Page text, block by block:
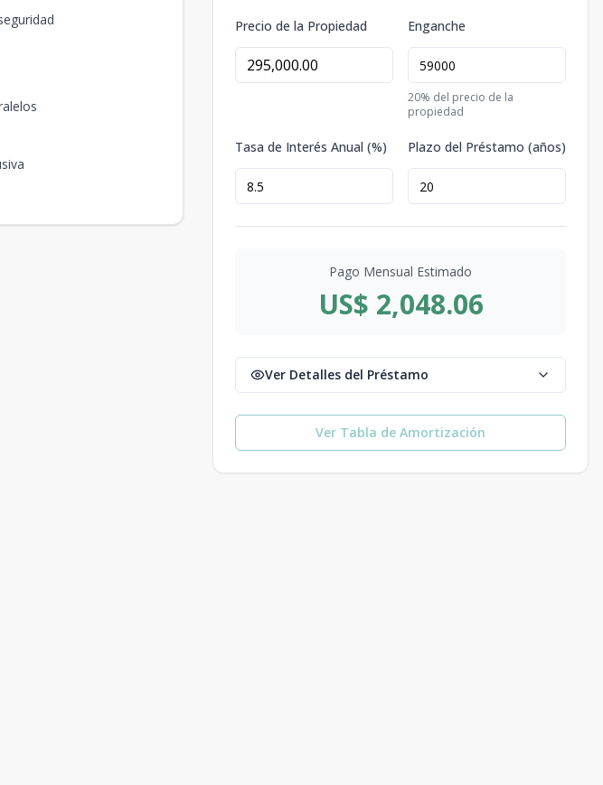
Precio de la Propiedad Enganche
20% del precio de la
propiedad
Tasa de Interés Anual (%) Plazo del Préstamo (años)
Pago Mensual Estimado
US$ 2,048.06
Ver Detalles del Préstamo
Ver Tabla de Amortización